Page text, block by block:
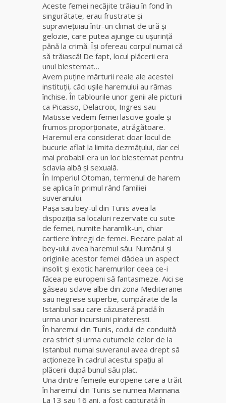
Morgana,
Tămăduitoarea
Elena
Minodora
din
Aceste femei necăjite trăiau în fond în
singurătate, erau frustrate şi
supravieţuiau într-un climat de ură și
gelozie, care putea ajunge cu uşurinţă
până la crimă. Îşi ofereau corpul numai că
să trăiască! De fapt, locul plăcerii era
unul blestemat…
Avem puține mărturii reale ale acestei
instituții, căci ușile haremului au rămas
închise. În tablourile unor genii ale picturii
ca Picasso, Delacroix, Ingres sau
Matisse vedem femei lascive goale și
frumos proporţionate, atrăgătoare.
Haremul era considerat doar locul de
bucurie aflat la limita dezmățului, dar cel
mai probabil era un loc blestemat pentru
sclavia albă şi sexuală.
În Imperiul Otoman, termenul de harem
se aplica în primul rând familiei
suveranului.
Pașa sau bey-ul din Tunis avea la
dispoziţia sa localuri rezervate cu sute
de femei, numite haramlik-uri, chiar
cartiere întregi de femei. Fiecare palat al
bey-ului avea haremul său. Numărul şi
originile acestor femei dădea un aspect
insolit şi exotic haremurilor ceea ce-i
făcea pe europeni să fantasmeze. Aici se
găseau sclave albe din zona Mediteranei
sau negrese superbe, cumpărate de la
Istanbul sau care căzuseră pradă în
urma unor incursiuni piratereşti.
În haremul din Tunis, codul de conduită
era strict şi urma cutumele celor de la
Istanbul: numai suveranul avea drept să
acţioneze în cadrul acestui spaţiu al
plăcerii după bunul său plac.
Una dintre femeile europene care a trăit
în haremul din Tunis se numea Mannana.
La 13 sau 16 ani, a fost capturată în